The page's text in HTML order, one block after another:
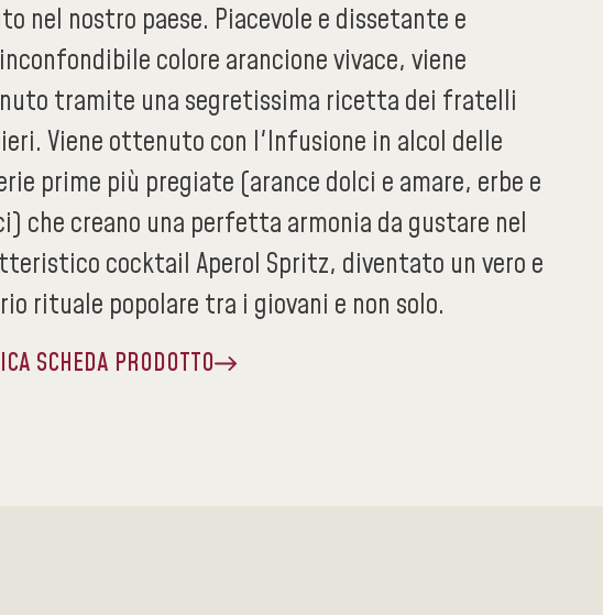
nel nostro paese. Piacevole e dissetante e
colore arancione vivace, viene
tramite una segretissima ricetta dei fratelli
Viene ottenuto con l'Infusione in alcol delle
prime più pregiate (arance dolci e amare, erbe e
che creano una perfetta armonia da gustare nel
cocktail Aperol Spritz, diventato un vero e
rituale popolare tra i giovani e non solo.
SCHEDA PRODOTTO